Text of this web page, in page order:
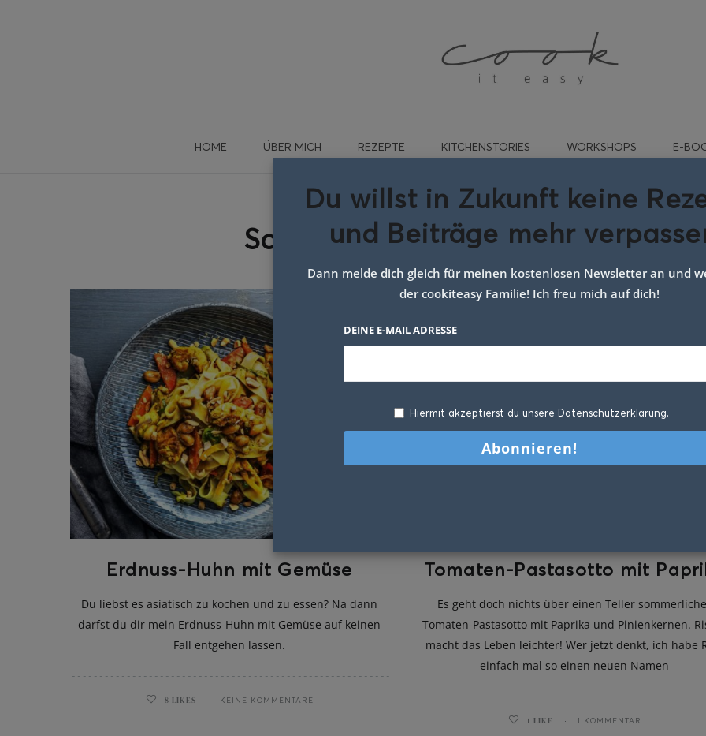
HOME ÜBER MICH REZEPTE KITCHENSTORIES WORKSHOPS E-
Schlagwort:blogger_de
Erdnuss-Huhn mit Gemüse
Du liebst es asiatisch zu kochen und zu essen? Na dann
darfst du dir mein Erdnuss-Huhn mit Gemüse auf keinen
Fall entgehen lassen.
8 LIKES KEINE KOMMENTARE
Tomaten-Pastasotto mit
Es geht doch nichts über einen Teller
Tomaten-Pastasotto mit Paprika und Pinienkernen.
macht das Leben leichter! Wer jetzt denkt, ich habe
einfach mal so einen neuen Namen
1 LIKE 1 KOMMENTAR
Du willst in Zukunft keine
und Beiträge mehr
Dann melde dich gleich für meinen kostenlosen Newsletter an und
der cookiteasy Familie! Ich freu mich auf dich!
DEINE E-MAIL ADRESSE
Hiermit akzeptierst du unsere Datenschutzerklärung.